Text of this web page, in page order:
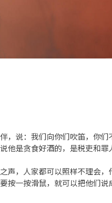
，说：我们向你们吹笛，你
是贪食好酒的，是税吏和罪
声，人家都可以照样不理会
按一按滑鼠，就可以把他们